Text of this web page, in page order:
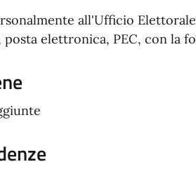
all'Ufficio
posta elettronica, PEC, con la